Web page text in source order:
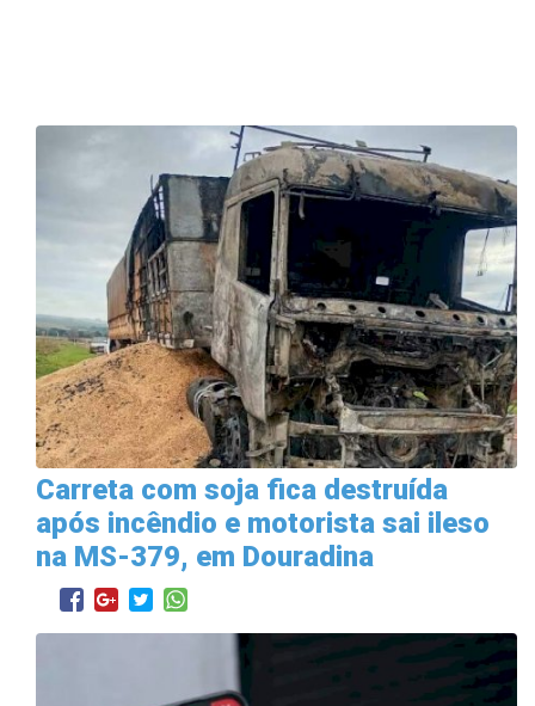
Carreta com soja fica destruída
após incêndio e motorista sai ileso
na MS-379, em Douradina